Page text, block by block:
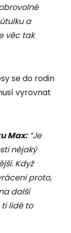
a
věc tak
se do rodin
vyrovnat
Max:“Je
nějaký
Když
proto,
další
lidé to